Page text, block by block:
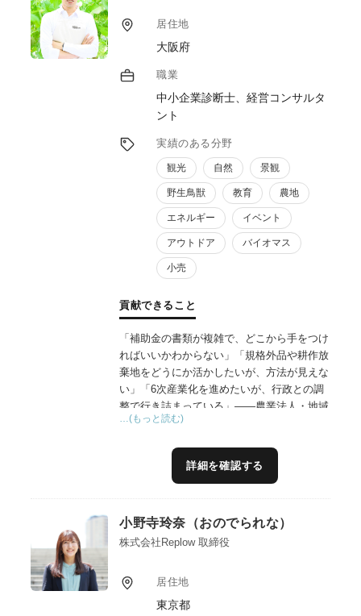
発だけでなく、商品・体験・関係人口を結び
付け、持続可能な地域づくりにつながる事業
展開を伴走支援します。
居住地
大阪府
職業
中小企業診断士、経営コンサルタ
ント
実績のある分野
観光 自然 景観
野生鳥獣 教育 農地
エネルギー イベント
アウトドア バイオマス
小売
貢献できること
「補助金の書類が複雑で、どこから手をつけ
ればいいかわからない」「規格外品や耕作放
棄地をどうにか活かしたいが、方法が見えな
い」「6次産業化を進めたいが、行政との調
整で行き詰まっている」——農業法人・地域
事業者の皆様から、こうした声を数多くお聞
私は和歌山県庁・岸和田市役所で19年間、農
地法や補助金制度の運用、行政折衝の実務に
合わせ、商品開発、ブランド構築、補助金を
活用した資金調達まで、企画から実行まで一
実績として、規格外果実を活用したピューレ
商品の開発・販路開拓、耕作放棄地を再生し
た観光農園の立ち上げ支援などを手掛け、所
…(もっと読む)
詳細を確認する
小野寺玲奈（おのでられな）
株式会社Replow 取締役
居住地
東京都